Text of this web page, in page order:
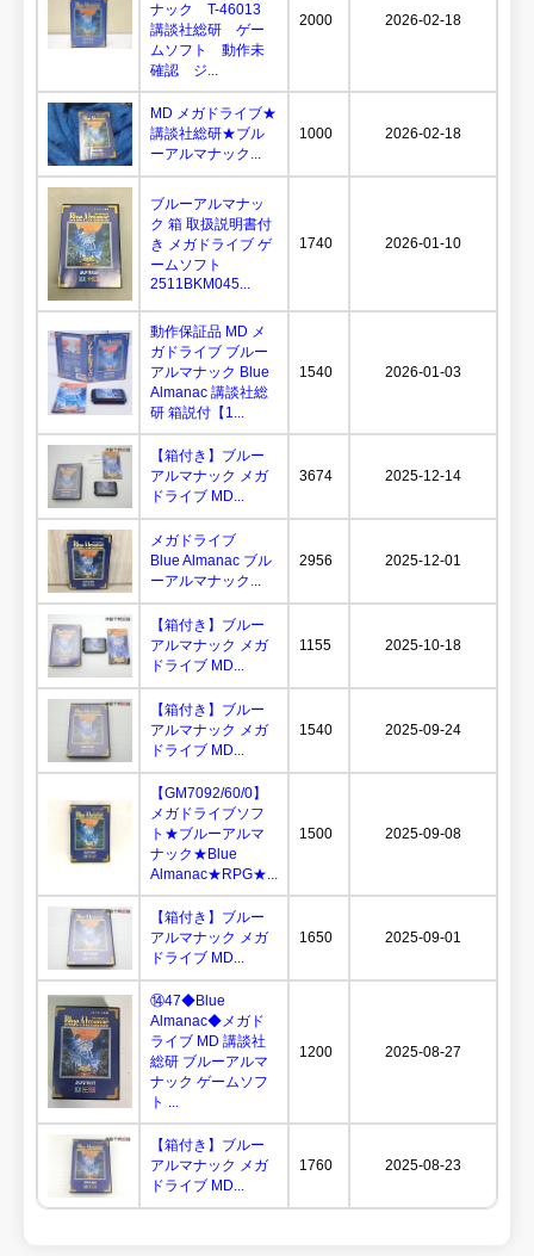
ナック T-46013
講談社総研 ゲー
ムソフト 動作未
確認 ジ...
2000 2026-02-18
MD メガドライブ★
講談社総研★ブル
ーアルマナック...
1000 2026-02-18
ブルーアルマナッ
ク 箱 取扱説明書付
き メガドライブ ゲ
ームソフト
2511BKM045...
1740 2026-01-10
動作保証品 MD メ
ガドライブ ブルー
アルマナック Blue
Almanac 講談社総
研 箱説付【1...
1540 2026-01-03
【箱付き】ブルー
アルマナック メガ
ドライブ MD...
3674 2025-12-14
メガドライブ
Blue Almanac ブル
ーアルマナック...
2956 2025-12-01
【箱付き】ブルー
アルマナック メガ
ドライブ MD...
1155 2025-10-18
【箱付き】ブルー
アルマナック メガ
ドライブ MD...
1540 2025-09-24
【GM7092/60/0】
メガドライブソフ
ト★ブルーアルマ
ナック★Blue
Almanac★RPG★...
1500 2025-09-08
【箱付き】ブルー
アルマナック メガ
ドライブ MD...
1650 2025-09-01
⑭47◆Blue
Almanac◆メガド
ライブ MD 講談社
総研 ブルーアルマ
ナック ゲームソフ
ト ...
1200 2025-08-27
【箱付き】ブルー
アルマナック メガ
ドライブ MD...
1760 2025-08-23